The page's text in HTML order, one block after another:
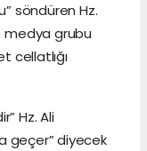
söndüren Hz.
medya grubu
cellatlığı
Hz. Ali
geçer” diyecek